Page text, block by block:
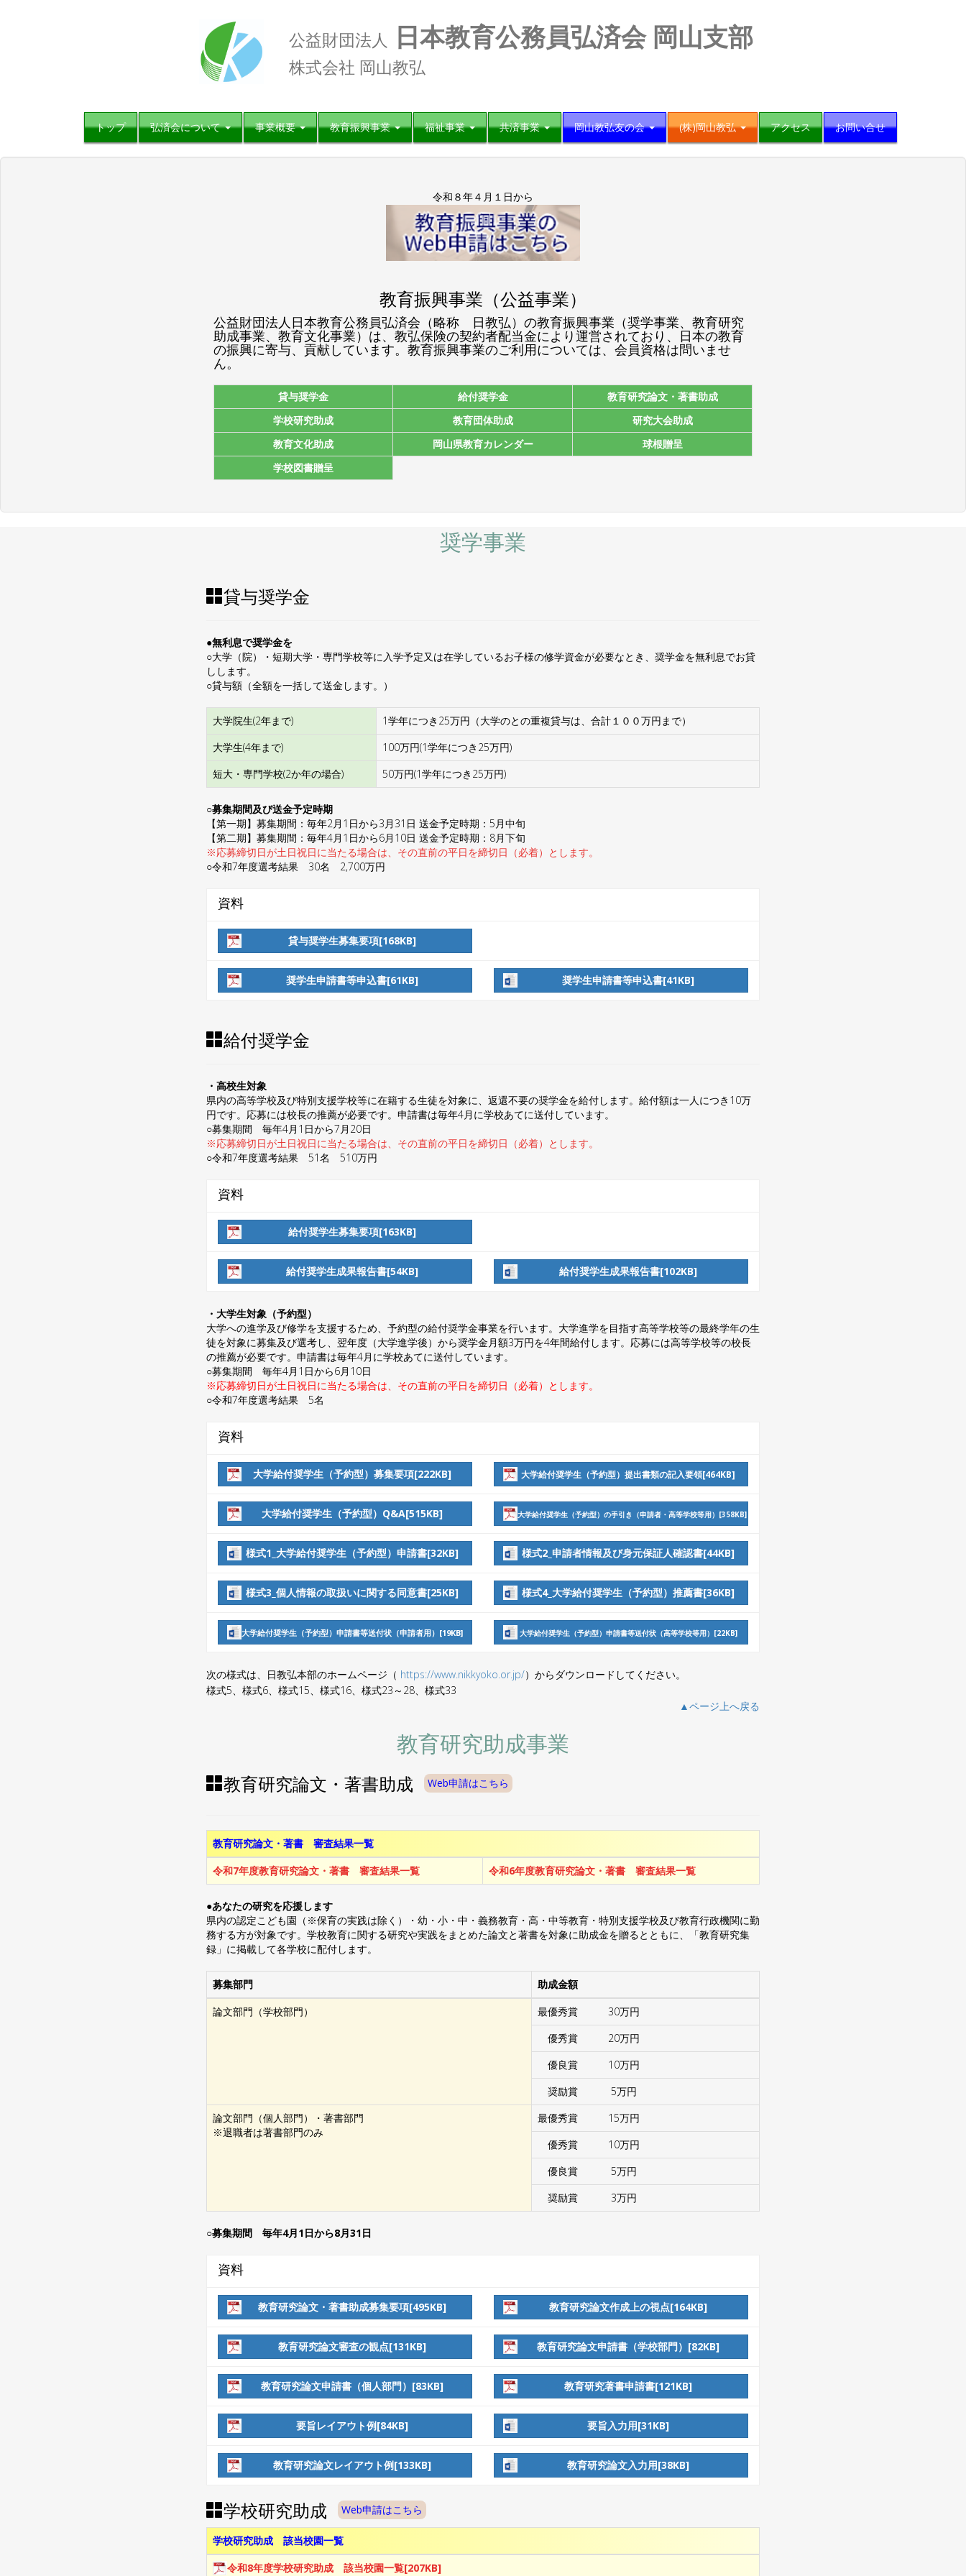
公益財団法人 日本教育公務員弘済会 岡山支部
株式会社 岡山教弘
トップ 弘済会について 事業概要 教育振興事業 福祉事業 共済事業 岡山教弘友の会 (株)岡山教弘 アクセス お問い合せ
令和８年４月１日から
教育振興事業（公益事業）
公益財団法人日本教育公務員弘済会（略称 日教弘）の教育振興事業（奨学事業、教育研究
助成事業、教育文化事業）は、教弘保険の契約者配当金により運営されており、日本の教育
の振興に寄与、貢献しています。教育振興事業のご利用については、会員資格は問いませ
ん。
貸与奨学金 給付奨学金
教育研究論文・著書助成
学校研究助成
教育団体助成
研究大会助成
教育文化助成
岡山県教育カレンダー
球根贈呈
学校図書贈呈
奨学事業
貸与奨学金
●無利息で奨学金を
○大学（院）・短期大学・専門学校等に入学予定又は在学しているお子様の修学資金が必要なとき、奨学金を無利息でお貸
しします。
○貸与額（全額を一括して送金します。）
大学院生(2年まで)
1学年につき25万円（大学のとの重複貸与は、合計１００万円まで）
大学生(4年まで)
100万円(1学年につき25万円)
短大・専門学校(2か年の場合)
50万円(1学年につき25万円)
○募集期間及び送金予定時期
【第一期】募集期間：毎年2月1日から3月31日 送金予定時期：5月中旬
【第二期】募集期間：毎年4月1日から6月10日 送金予定時期：8月下旬
※応募締切日が土日祝日に当たる場合は、その直前の平日を締切日（必着）とします。
○令和7年度選考結果 30名 2,700万円
資料
貸与奨学生募集要項[168KB]
奨学生申請書等申込書[61KB] 奨学生申請書等申込書[41KB]
給付奨学金
・高校生対象
県内の高等学校及び特別支援学校等に在籍する生徒を対象に、返還不要の奨学金を給付します。給付額は一人につき10万
円です。応募には校長の推薦が必要です。申請書は毎年4月に学校あてに送付しています。
○募集期間 毎年4月1日から7月20日
※応募締切日が土日祝日に当たる場合は、その直前の平日を締切日（必着）とします。
○令和7年度選考結果 51名 510万円
資料
給付奨学生募集要項[163KB]
給付奨学生成果報告書[54KB] 給付奨学生成果報告書[102KB]
・大学生対象（予約型）
大学への進学及び修学を支援するため、予約型の給付奨学金事業を行います。大学進学を目指す高等学校等の最終学年の生
徒を対象に募集及び選考し、翌年度（大学進学後）から奨学金月額3万円を4年間給付します。応募には高等学校等の校長
の推薦が必要です。申請書は毎年4月に学校あてに送付しています。
○募集期間 毎年4月1日から6月10日
※応募締切日が土日祝日に当たる場合は、その直前の平日を締切日（必着）とします。
○令和7年度選考結果 5名
資料
大学給付奨学生（予約型）募集要項[222KB] 大学給付奨学生（予約型）提出書類の記入要領[464KB]
大学給付奨学生（予約型）Q&A[515KB] 大学給付奨学生（予約型）の手引き（申請者・高等学校等用）[358KB]
様式1_大学給付奨学生（予約型）申請書[32KB] 様式2_申請者情報及び身元保証人確認書[44KB]
様式3_個人情報の取扱いに関する同意書[25KB] 様式4_大学給付奨学生（予約型）推薦書[36KB]
大学給付奨学生（予約型）申請書等送付状（申請者用）[19KB] 大学給付奨学生（予約型）申請書等送付状（高等学校等用）[22KB]
次の様式は、日教弘本部のホームページ（ https://www.nikkyoko.or.jp/）からダウンロードしてください。
様式5、様式6、様式15、様式16、様式23～28、様式33
▲ページ上へ戻る
教育研究助成事業
教育研究論文・著書助成 Web申請はこちら
教育研究論文・著書 審査結果一覧
令和7年度教育研究論文・著書 審査結果一覧
令和6年度教育研究論文・著書 審査結果一覧
●あなたの研究を応援します
県内の認定こども園（※保育の実践は除く）・幼・小・中・義務教育・高・中等教育・特別支援学校及び教育行政機関に勤
務する方が対象です。学校教育に関する研究や実践をまとめた論文と著書を対象に助成金を贈るとともに、「教育研究集
録」に掲載して各学校に配付します。
募集部門
助成金額
論文部門（学校部門）
最優秀賞 30万円
優秀賞 20万円
優良賞 10万円
奨励賞 5万円
論文部門（個人部門）・著書部門
※退職者は著書部門のみ
最優秀賞 15万円
優秀賞 10万円
優良賞 5万円
奨励賞 3万円
○募集期間 毎年4月1日から8月31日
資料
教育研究論文・著書助成募集要項[495KB] 教育研究論文作成上の視点[164KB]
教育研究論文審査の観点[131KB] 教育研究論文申請書（学校部門）[82KB]
教育研究論文申請書（個人部門）[83KB] 教育研究著書申請書[121KB]
要旨レイアウト例[84KB] 要旨入力用[31KB]
教育研究論文レイアウト例[133KB] 教育研究論文入力用[38KB]
学校研究助成 Web申請はこちら
学校研究助成 該当校園一覧
令和8年度学校研究助成 該当校園一覧[207KB]